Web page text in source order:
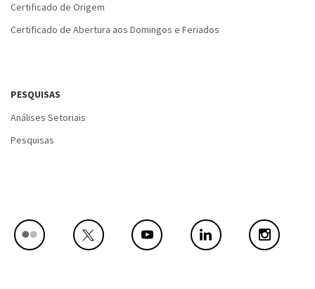
Certificado de Origem
Certificado de Abertura aos Domingos e Feriados
PESQUISAS
Análises Setoriais
Pesquisas